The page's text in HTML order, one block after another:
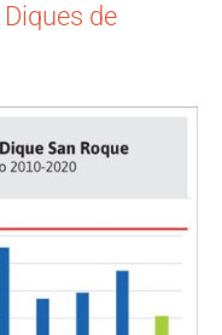
Diques de